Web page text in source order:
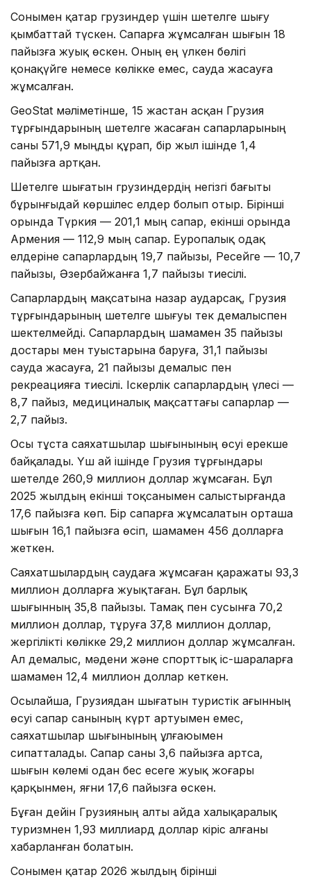
Сонымен қатар грузиндер үшін шетелге шығу
қымбаттай түскен. Сапарға жұмсалған шығын 18
пайызға жуық өскен. Оның ең үлкен бөлігі
қонақүйге немесе көлікке емес, сауда жасауға
жұмсалған.
GeoStat мәліметінше, 15 жастан асқан Грузия
тұрғындарының шетелге жасаған сапарларының
саны 571,9 мыңды құрап, бір жыл ішінде 1,4
пайызға артқан.
Шетелге шығатын грузиндердің негізгі бағыты
бұрынғыдай көршілес елдер болып отыр. Бірінші
орында Түркия — 201,1 мың сапар, екінші орында
Армения — 112,9 мың сапар. Еуропалық одақ
елдеріне сапарлардың 19,7 пайызы, Ресейге — 10,7
пайызы, Әзербайжанға 1,7 пайызы тиесілі.
Сапарлардың мақсатына назар аударсақ, Грузия
тұрғындарының шетелге шығуы тек демалыспен
шектелмейді. Сапарлардың шамамен 35 пайызы
достары мен туыстарына баруға, 31,1 пайызы
сауда жасауға, 21 пайызы демалыс пен
рекреацияға тиесілі. Іскерлік сапарлардың үлесі —
8,7 пайыз, медициналық мақсаттағы сапарлар —
2,7 пайыз.
Осы тұста саяхатшылар шығынының өсуі ерекше
байқалады. Үш ай ішінде Грузия тұрғындары
шетелде 260,9 миллион доллар жұмсаған. Бұл
2025 жылдың екінші тоқсанымен салыстырғанда
17,6 пайызға көп. Бір сапарға жұмсалатын орташа
шығын 16,1 пайызға өсіп, шамамен 456 долларға
жеткен.
Саяхатшылардың саудаға жұмсаған қаражаты 93,3
миллион долларға жуықтаған. Бұл барлық
шығынның 35,8 пайызы. Тамақ пен сусынға 70,2
миллион доллар, тұруға 37,8 миллион доллар,
жергілікті көлікке 29,2 миллион доллар жұмсалған.
Ал демалыс, мәдени және спорттық іс-шараларға
шамамен 12,4 миллион доллар кеткен.
Осылайша, Грузиядан шығатын туристік ағынның
өсуі сапар санының күрт артуымен емес,
саяхатшылар шығынының ұлғаюымен
сипатталады. Сапар саны 3,6 пайызға артса,
шығын көлемі одан бес есеге жуық жоғары
қарқынмен, яғни 17,6 пайызға өскен.
Бұған дейін Грузияның алты айда халықаралық
туризмнен 1,93 миллиард доллар кіріс алғаны
хабарланған болатын.
Сонымен қатар 2026 жылдың бірінші